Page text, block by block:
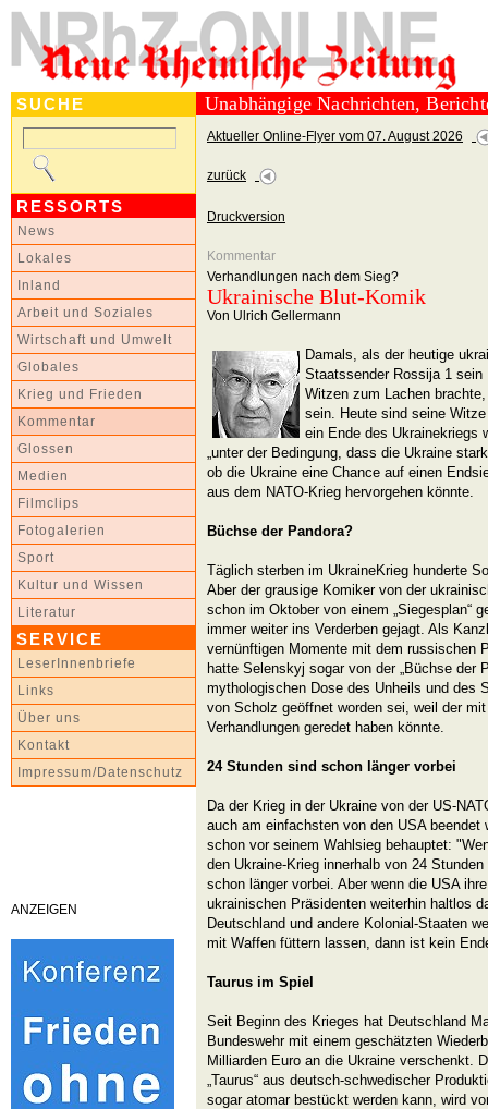
SUCHE
RESSORTS
News
Lokales
Inland
Arbeit und Soziales
Wirtschaft und Umwelt
Globales
Krieg und Frieden
Kommentar
Glossen
Medien
Filmclips
Fotogalerien
Sport
Kultur und Wissen
Literatur
SERVICE
LeserInnenbriefe
Links
Über uns
Kontakt
Impressum/Datenschutz
ANZEIGEN
Unabhängige Nachrichten,
Aktueller Online-Flyer vom 07. August 2026
zurück
Druckversion
Kommentar
Verhandlungen nach dem Sieg?
Ukrainische Blut-Komik
Von Ulrich Gellermann
Damals, als der heutige
Staatssender Rossija 1
Witzen zum Lachen
sein. Heute sind seine
ein Ende des Ukrainekriegs
„unter der Bedingung, dass die Ukraine
ob die Ukraine eine Chance auf einen
aus dem NATO-Krieg hervorgehen könnte.
Büchse der Pandora?
Täglich sterben im UkraineKrieg hunderte
Aber der grausige Komiker von der
schon im Oktober von einem „Siegesplan“
immer weiter ins Verderben gejagt. Als
vernünftigen Momente mit dem russischen
hatte Selenskyj sogar von der „Büchse der
mythologischen Dose des Unheils und des
von Scholz geöffnet worden sei, weil der
Verhandlungen geredet haben könnte.
24 Stunden sind schon länger vorbei
Da der Krieg in der Ukraine von der US-
auch am einfachsten von den USA beendet
schon vor seinem Wahlsieg behauptet:
den Ukraine-Krieg innerhalb von 24
schon länger vorbei. Aber wenn die USA
ukrainischen Präsidenten weiterhin haltlos
Deutschland und andere Kolonial-Staaten
mit Waffen füttern lassen, dann ist kein
Taurus im Spiel
Seit Beginn des Krieges hat Deutschland
Bundeswehr mit einem geschätzten
Milliarden Euro an die Ukraine verschenkt.
„Taurus“ aus deutsch-schwedischer
sogar atomar bestückt werden kann, wird